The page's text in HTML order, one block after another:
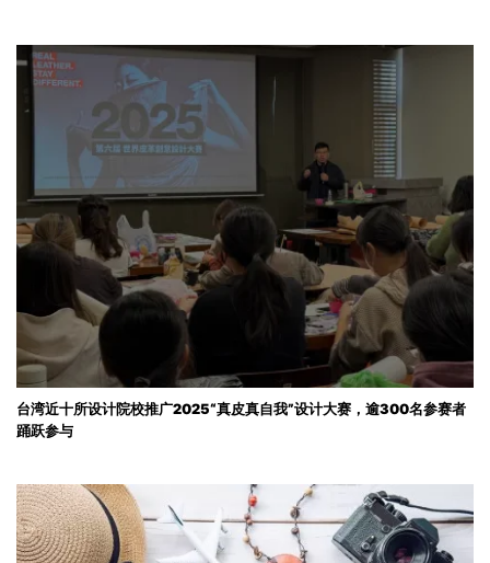
台湾近十所设计院校推广2025“真皮真自我”设计大赛，逾300名参赛者
踊跃参与